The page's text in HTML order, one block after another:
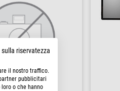
riservatezza
il nostro traffico.
pubblicitari
o che hanno